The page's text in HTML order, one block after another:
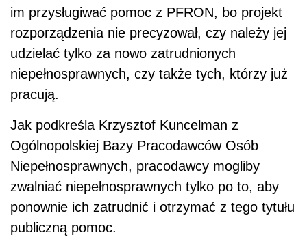
im przysługiwać pomoc z PFRON, bo projekt
rozporządzenia nie precyzował, czy należy jej
udzielać tylko za nowo zatrudnionych
niepełnosprawnych, czy także tych, którzy już
pracują.
Jak podkreśla Krzysztof Kuncelman z
Ogólnopolskiej Bazy Pracodawców Osób
Niepełnosprawnych, pracodawcy mogliby
zwalniać niepełnosprawnych tylko po to, aby
ponownie ich zatrudnić i otrzymać z tego tytułu
publiczną pomoc.